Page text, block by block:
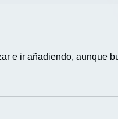
e ir añadiendo, aunque